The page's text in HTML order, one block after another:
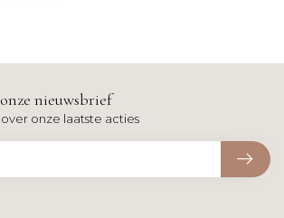
nieuwsbrief
onze laatste acties